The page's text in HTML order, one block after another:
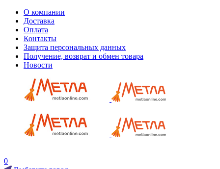
О компании
Доставка
Оплата
Контакты
Защита персональных данных
Получение, возврат и обмен товара
Новости
0